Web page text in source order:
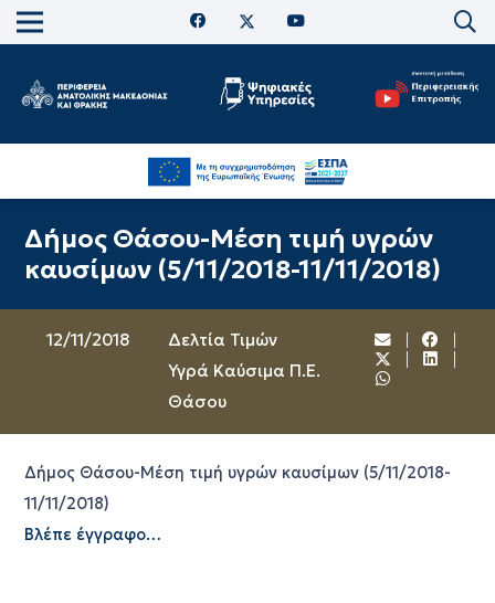
Δήμος Θάσου-Μέση τιμή υγρών
καυσίμων (5/11/2018-11/11/2018)
12/11/2018
Δελτία Τιμών
Υγρά Καύσιμα Π.Ε.
Θάσου
Δήμος Θάσου-Μέση τιμή υγρών καυσίμων (5/11/2018-
11/11/2018)
Βλέπε έγγραφο…